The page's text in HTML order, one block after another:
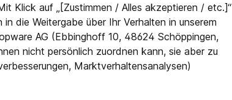
Klick auf „[Zustimmen / Alles akzeptieren / etc.]“
in die Weitergabe über Ihr Verhalten in unserem
AG (Ebbinghoff 10, 48624 Schöppingen,
nicht persönlich zuordnen kann, sie aber zu
Marktverhaltensanalysen)